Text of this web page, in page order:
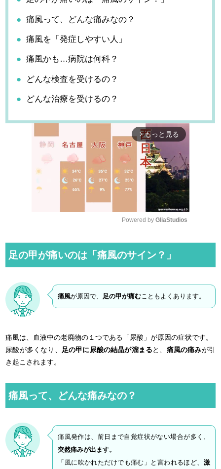
痛風って、どんな痛みなの？
痛風を「発症しやすい人」
痛風かも…病院は何科？
どんな検査を受けるの？
どんな治療を受けるの？
arrow_forward_ios もっと見る
e
Powered by GliaStudios
足の甲が痛いのは「痛風のサイン？」
痛風が原因で、 足の甲が痛むこともよくあります。
痛風は、血液中の老廃物の１つである「尿酸」が原因の症状です。
尿酸が多くなり、 足の甲に尿酸の結晶が溜まると、 痛風の痛みが引
き起こされます。
痛風って、どんな痛みなの？
痛風発作は、前日まで自覚症状がない場合が多く、
突然痛みが出ます。
「風に吹かれただけでも痛む」と言われるほど、 激